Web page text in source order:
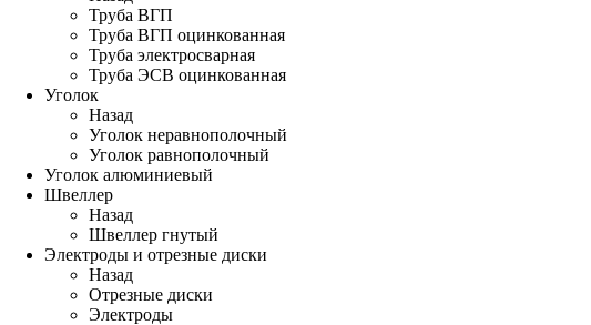
Труба ВГП
Труба ВГП оцинкованная
Труба электросварная
Труба ЭСВ оцинкованная
Уголок
Назад
Уголок неравнополочный
Уголок равнополочный
Уголок алюминиевый
Швеллер
Назад
Швеллер гнутый
Электроды и отрезные диски
Назад
Отрезные диски
Электроды